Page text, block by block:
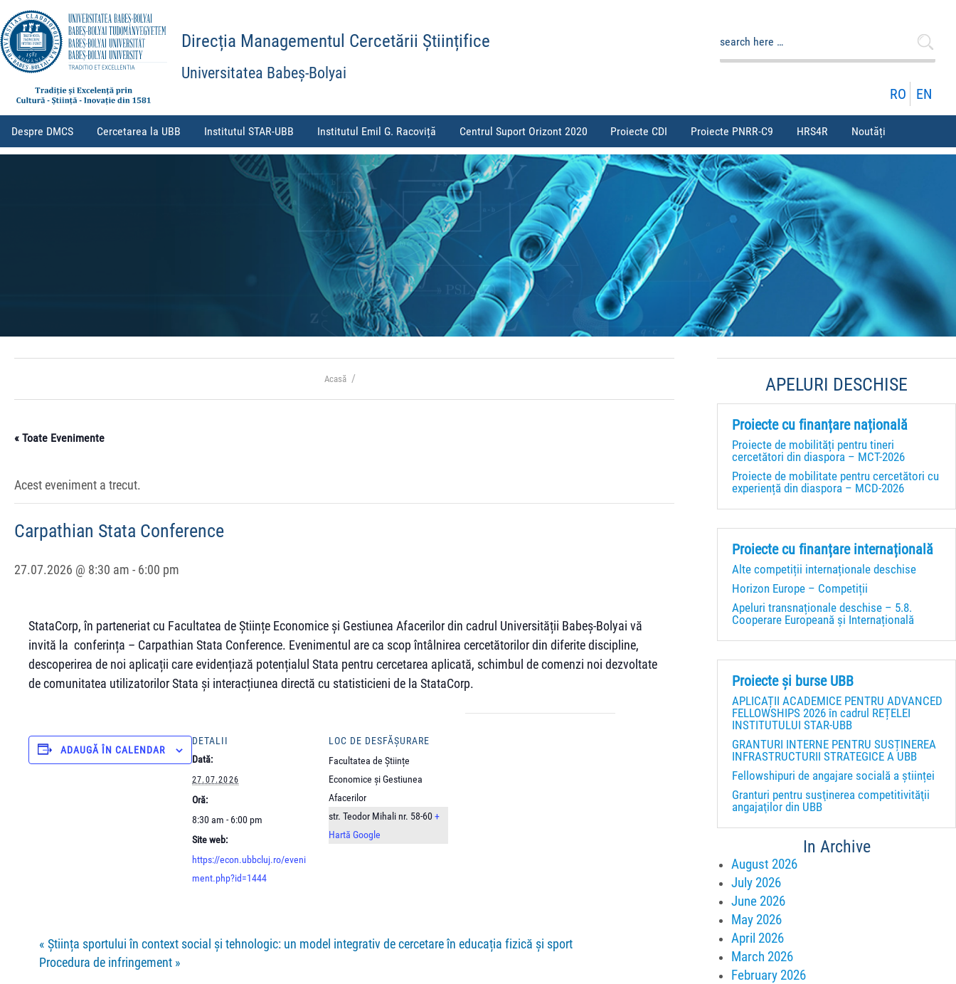
Direcția Managementul Cercetării Științifice
Universitatea Babeș-Bolyai
RO EN
Despre DMCS Cercetarea la UBB Institutul STAR-UBB Institutul Emil G. Racoviță Centrul Suport Orizont 2020 Proiecte CDI Proiecte PNRR-C9 HRS4R Noutăți
Acasă
« Toate Evenimente
Acest eveniment a trecut.
Carpathian Stata Conference
27.07.2026 @ 8:30 am - 6:00 pm
StataCorp, în parteneriat cu Facultatea de Științe Economice și Gestiunea Afacerilor din cadrul Universității Babeș-Bolyai vă
invită la conferința – Carpathian Stata Conference. Evenimentul are ca scop întâlnirea cercetătorilor din diferite discipline,
descoperirea de noi aplicații care evidențiază potențialul Stata pentru cercetarea aplicată, schimbul de comenzi noi dezvoltate
de comunitatea utilizatorilor Stata și interacțiunea directă cu statisticieni de la StataCorp.
ADAUGĂ ÎN CALENDAR
DETALII
Dată:
27.07.2026
Oră:
8:30 am - 6:00 pm
Site web:
https://econ.ubbcluj.ro/eveni
ment.php?id=1444
LOC DE DESFĂȘURARE
Facultatea de Științe
Economice și Gestiunea
Afacerilor
str. Teodor Mihali nr. 58-60+
Hartă Google
« Ştiința sportului în context social şi tehnologic: un model integrativ de cercetare în educația fizică şi sport
Procedura de infringement »
APELURI DESCHISE
Proiecte cu finanțare națională
Proiecte de mobilități pentru tineri
cercetători din diaspora – MCT-2026
Proiecte de mobilitate pentru cercetători cu
experiență din diaspora – MCD-2026
Proiecte cu finanțare internațională
Alte competiții internaționale deschise
Horizon Europe – Competiții
Apeluri transnaționale deschise – 5.8.
Cooperare Europeană și Internațională
Proiecte și burse UBB
APLICAȚII ACADEMICE PENTRU ADVANCED
FELLOWSHIPS 2026 în cadrul REȚELEI
INSTITUTULUI STAR-UBB
GRANTURI INTERNE PENTRU SUSȚINEREA
INFRASTRUCTURII STRATEGICE A UBB
Fellowshipuri de angajare socială a științei
Granturi pentru susţinerea competitivităţii
angajaţilor din UBB
In Archive
August 2026
July 2026
June 2026
May 2026
April 2026
March 2026
February 2026